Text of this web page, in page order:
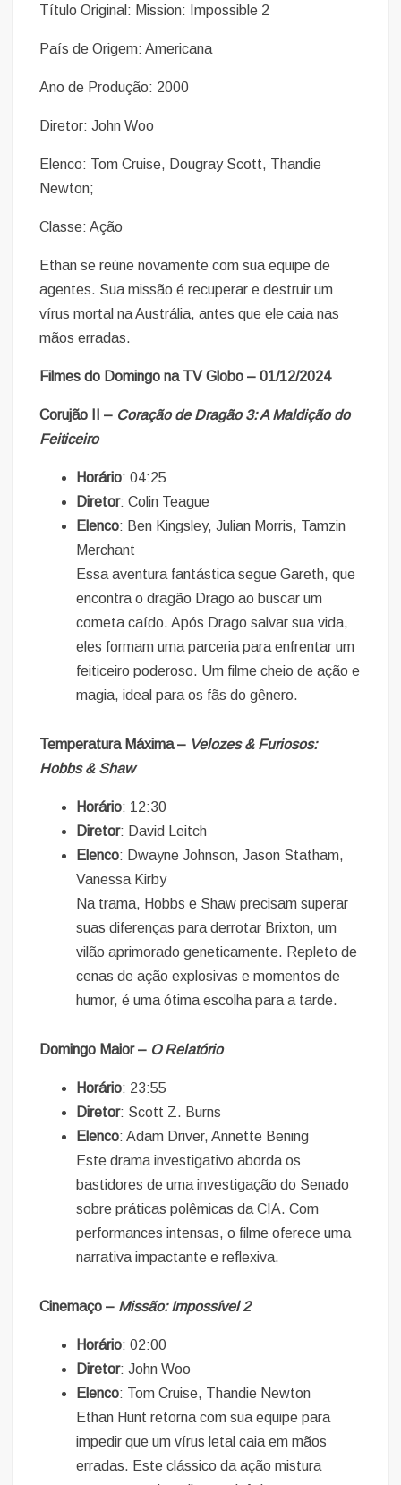
Título Original: Mission: Impossible 2
País de Origem: Americana
Ano de Produção: 2000
Diretor: John Woo
Elenco: Tom Cruise, Dougray Scott, Thandie
Newton;
Classe: Ação
Ethan se reúne novamente com sua equipe de
agentes. Sua missão é recuperar e destruir um
vírus mortal na Austrália, antes que ele caia nas
mãos erradas.
Filmes do Domingo na TV Globo – 01/12/2024
Corujão II – Coração de Dragão 3: A Maldição do
Feiticeiro
Horário: 04:25
Diretor: Colin Teague
Elenco: Ben Kingsley, Julian Morris, Tamzin
Merchant
Essa aventura fantástica segue Gareth, que
encontra o dragão Drago ao buscar um
cometa caído. Após Drago salvar sua vida,
eles formam uma parceria para enfrentar um
feiticeiro poderoso. Um filme cheio de ação e
magia, ideal para os fãs do gênero.
Temperatura Máxima – Velozes & Furiosos:
Hobbs & Shaw
Horário: 12:30
Diretor: David Leitch
Elenco: Dwayne Johnson, Jason Statham,
Vanessa Kirby
Na trama, Hobbs e Shaw precisam superar
suas diferenças para derrotar Brixton, um
vilão aprimorado geneticamente. Repleto de
cenas de ação explosivas e momentos de
humor, é uma ótima escolha para a tarde.
Domingo Maior – O Relatório
Horário: 23:55
Diretor: Scott Z. Burns
Elenco: Adam Driver, Annette Bening
Este drama investigativo aborda os
bastidores de uma investigação do Senado
sobre práticas polêmicas da CIA. Com
performances intensas, o filme oferece uma
narrativa impactante e reflexiva.
Cinemaço – Missão: Impossível 2
Horário: 02:00
Diretor: John Woo
Elenco: Tom Cruise, Thandie Newton
Ethan Hunt retorna com sua equipe para
impedir que um vírus letal caia em mãos
erradas. Este clássico da ação mistura